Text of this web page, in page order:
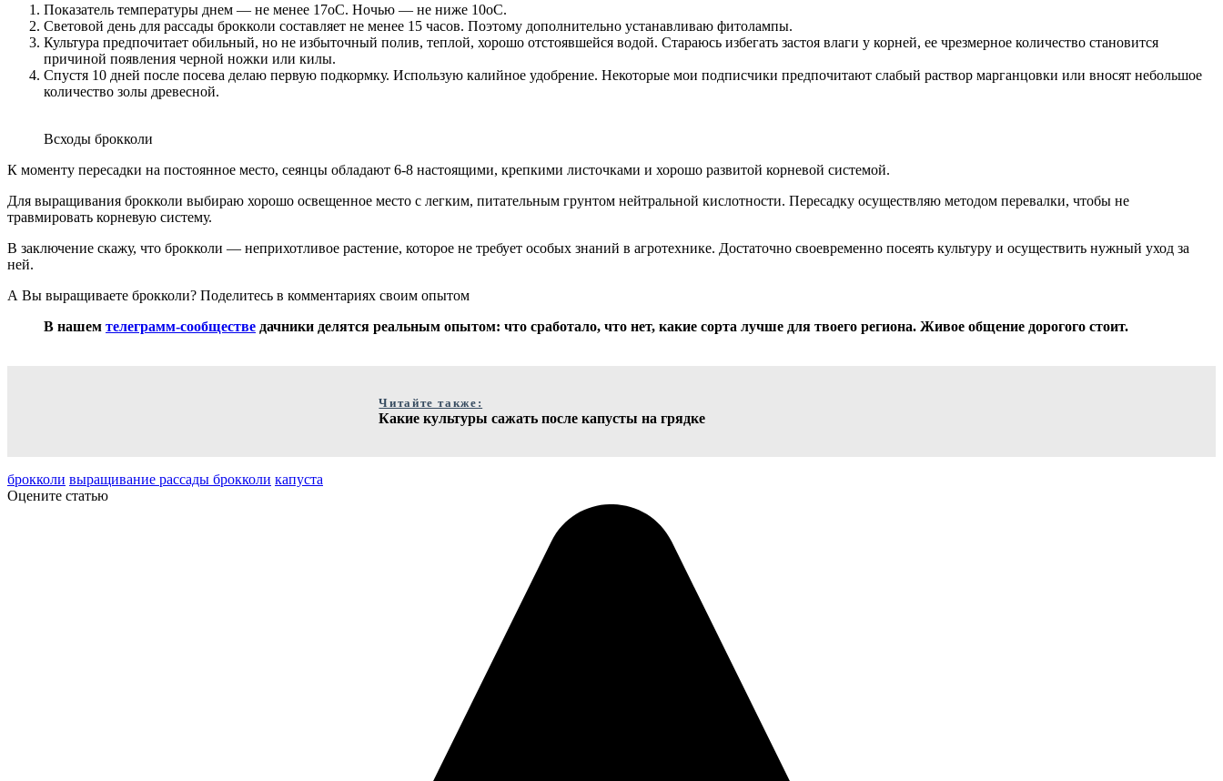
Показатель температуры днем — не менее 17оС. Ночью — не ниже 10оС.
Световой день для рассады брокколи составляет не менее 15 часов. Поэтому дополнительно устанавливаю фитолампы.
Культура предпочитает обильный, но не избыточный полив, теплой, хорошо отстоявшейся водой. Стараюсь избегать застоя влаги у корней, ее чрезмерное количество становится
причиной появления черной ножки или килы.
Спустя 10 дней после посева делаю первую подкормку. Использую калийное удобрение. Некоторые мои подписчики предпочитают слабый раствор марганцовки или вносят небольшое
количество золы древесной.
Всходы брокколи
К моменту пересадки на постоянное место, сеянцы обладают 6-8 настоящими, крепкими листочками и хорошо развитой корневой системой.
Для выращивания брокколи выбираю хорошо освещенное место с легким, питательным грунтом нейтральной кислотности. Пересадку осуществляю методом перевалки, чтобы не
травмировать корневую систему.
В заключение скажу, что брокколи — неприхотливое растение, которое не требует особых знаний в агротехнике. Достаточно своевременно посеять культуру и осуществить нужный уход за
ней.
А Вы выращиваете брокколи? Поделитесь в комментариях своим опытом
В нашем телеграмм-сообществе дачники делятся реальным опытом: что сработало, что нет, какие сорта лучше для твоего региона. Живое общение дорогого стоит.
Читайте также:
Какие культуры сажать после капусты на грядке
брокколи выращивание рассады брокколи капуста
Оцените статью